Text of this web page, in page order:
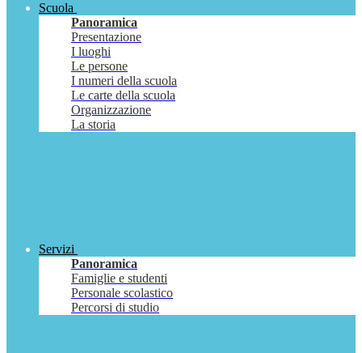
Scuola
Panoramica
Presentazione
I luoghi
Le persone
I numeri della scuola
Le carte della scuola
Organizzazione
La storia
Servizi
Panoramica
Famiglie e studenti
Personale scolastico
Percorsi di studio